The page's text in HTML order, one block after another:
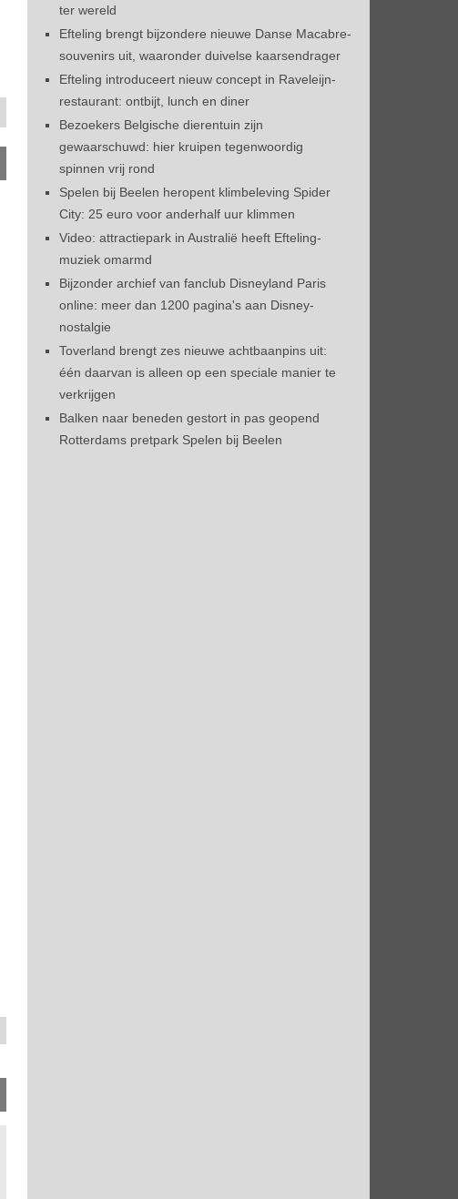
ter wereld
Efteling brengt bijzondere nieuwe Danse Macabre-
souvenirs uit, waaronder duivelse kaarsendrager
Efteling introduceert nieuw concept in Raveleijn-
restaurant: ontbijt, lunch en diner
Bezoekers Belgische dierentuin zijn
gewaarschuwd: hier kruipen tegenwoordig
spinnen vrij rond
Spelen bij Beelen heropent klimbeleving Spider
City: 25 euro voor anderhalf uur klimmen
Video: attractiepark in Australië heeft Efteling-
muziek omarmd
Bijzonder archief van fanclub Disneyland Paris
online: meer dan 1200 pagina's aan Disney-
nostalgie
Toverland brengt zes nieuwe achtbaanpins uit:
één daarvan is alleen op een speciale manier te
verkrijgen
Balken naar beneden gestort in pas geopend
Rotterdams pretpark Spelen bij Beelen